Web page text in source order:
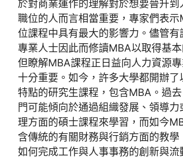
於對商業運作的理解對於想要晉升到
職位的人而言相當重要，專家們表
位課程中具有最大的影響力。儘管有
專業人士因此而修讀MBA以取得基本
但瞭解MBA課程正日益向人力資源
十分重要。如今，許多大學都開辦了
特點的研究生課程，包含MBA。過
門可能傾向於通過組織發展、領導
理方面的碩士課程來學習，而如今
含傳統的有關財務與行銷方面的教學
如何完成工作與人事事務的創新與流